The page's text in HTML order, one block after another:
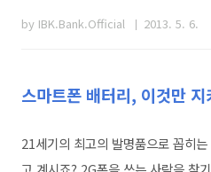
by IBK.Bank.Official 2013. 5. 6.
스마트폰 배터리, 이것만
21세기의 최고의 발명품으로 꼽히는